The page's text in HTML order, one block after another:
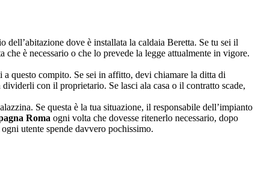
dove è installata la caldaia Beretta. Se tu sei il
che è necessario o che lo prevede la legge attualmente in vigore.
questo compito. Se sei in affitto, devi chiamare la ditta di
con il proprietario. Se lasci ala casa o il contratto scade,
Se questa è la tua situazione, il responsabile dell’impianto
Roma ogni volta che dovesse ritenerlo necessario, dopo
utente spende davvero pochissimo.